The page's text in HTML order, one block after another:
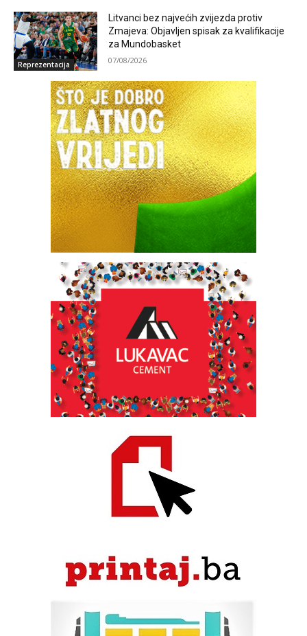
Reprezentacija
Litvanci bez najvećih zvijezda protiv
Zmajeva: Objavljen spisak za kvalifikacije
za Mundobasket
07/08/2026